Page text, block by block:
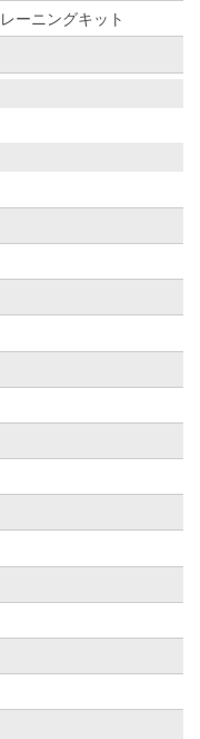
ーニングキット